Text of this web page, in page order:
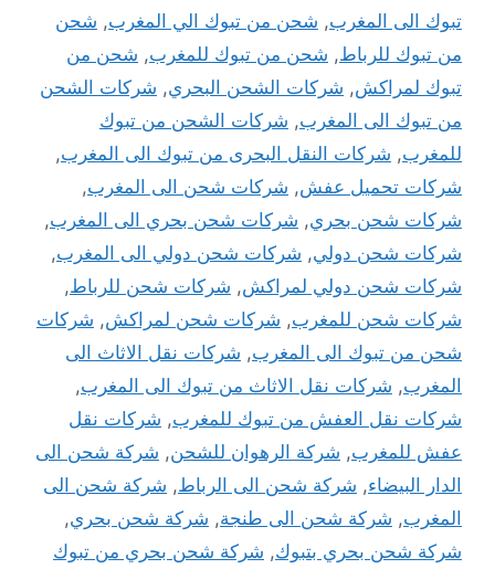
تبوك الى المغرب, شحن من تبوك الي المغرب, شحن
من تبوك للرباط, شحن من تبوك للمغرب, شحن من
تبوك لمراكش, شركات الشحن البحري, شركات الشحن
من تبوك الى المغرب, شركات الشحن من تبوك
للمغرب, شركات النقل البحرى من تبوك الى المغرب,
شركات تحميل عفش, شركات شحن الى المغرب,
شركات شحن بحري, شركات شحن بحري الى المغرب,
شركات شحن دولي, شركات شحن دولي الى المغرب,
شركات شحن دولي لمراكش, شركات شحن للرباط,
شركات شحن للمغرب, شركات شحن لمراكش, شركات
شحن من تبوك الى المغرب, شركات نقل الاثاث الى
المغرب, شركات نقل الاثاث من تبوك الى المغرب,
شركات نقل العفش من تبوك للمغرب, شركات نقل
عفش للمغرب, شركة الرهوان للشحن, شركة شحن الى
الدار البيضاء, شركة شحن الى الرباط, شركة شحن الى
المغرب, شركة شحن الى طنجة, شركة شحن بحري,
شركة شحن بحري بتبوك, شركة شحن بحري من تبوك